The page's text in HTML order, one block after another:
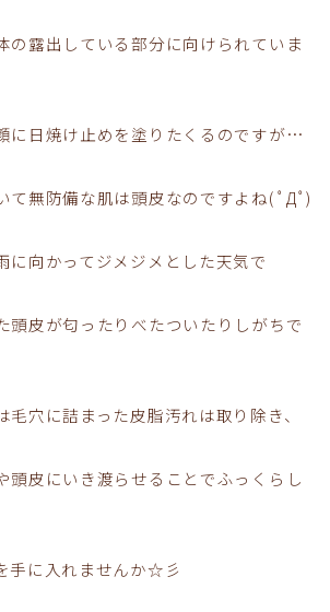
の露出している部分に向けられていま
に日焼け止めを塗りたくるのですが…
て無防備な肌は頭皮なのですよね( ﾟДﾟ)
に向かってジメジメとした天気で
頭皮が匂ったりべたついたりしがちで
穴に詰まった皮脂汚れは取り除き、
頭皮にいき渡らせることでふっくらし
手に入れませんか☆彡